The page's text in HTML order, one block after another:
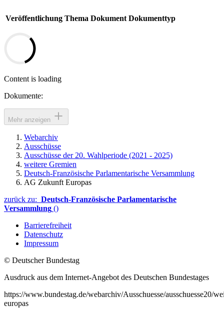
Veröffentlichung Thema Dokument Dokumenttyp
Content is loading
Dokumente:
Mehr anzeigen
Webarchiv
Ausschüsse
Ausschüsse der 20. Wahlperiode (2021 - 2025)
weitere Gremien
Deutsch-Französische Parlamentarische Versammlung
AG Zukunft Europas
zurück zu: Deutsch-Französische Parlamentarische
Versammlung ()
Barrierefreiheit
Datenschutz
Impressum
© Deutscher Bundestag
Ausdruck aus dem Internet-Angebot des Deutschen Bundestages
https://www.bundestag.de/webarchiv/Ausschuesse/ausschuesse20/
europas